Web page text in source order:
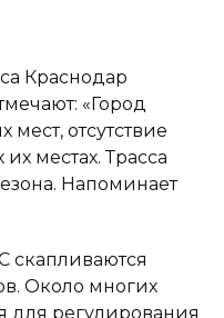
Краснодар
«Город
мест, отсутствие
местах. Трасса
Напоминает
скапливаются
Около многих
для регулирования